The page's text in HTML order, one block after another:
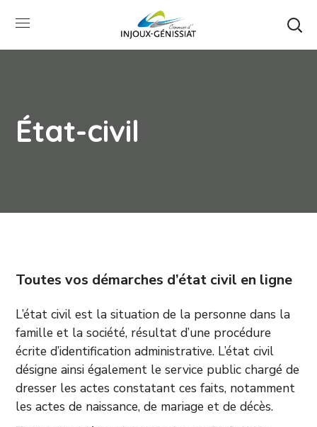
État-civil
Toutes vos démarches d’état civil en ligne
L’état civil est la situation de la personne dans la
famille et la société, résultat d’une procédure
écrite d’identification administrative. L’état civil
désigne ainsi également le service public chargé de
dresser les actes constatant ces faits, notamment
les actes de naissance, de mariage et de décès.